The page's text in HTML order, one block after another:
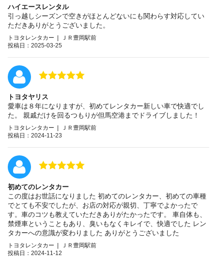
ハイエースレンタル
引っ越しシーズンで空きがほとんどないにも関わらす対応してい
ただきありがとうございました。
トヨタレンタカー | ＪＲ豊岡駅前
投稿日：2025-03-25
トヨタヤリス
愛車は８年になりますが、初めてレンタカー新しい車で快適でし
た。 親戚だけを回るつもりが但馬空港までドライブしました！
トヨタレンタカー | ＪＲ豊岡駅前
投稿日：2024-11-23
初めてのレンタカー
この度はお世話になりました 初めてのレンタカー、初めての車種
でとても不安でしたが、お店の対応が親切、丁寧でよかったで
す。車のコツも教えていただきありがたかったです。 車自体も、
禁煙車ということもあり、臭いもなくキレイで、快適でした レン
タカーへの意識が変わりました ありがとうございました
トヨタレンタカー | ＪＲ豊岡駅前
投稿日：2024-11-12